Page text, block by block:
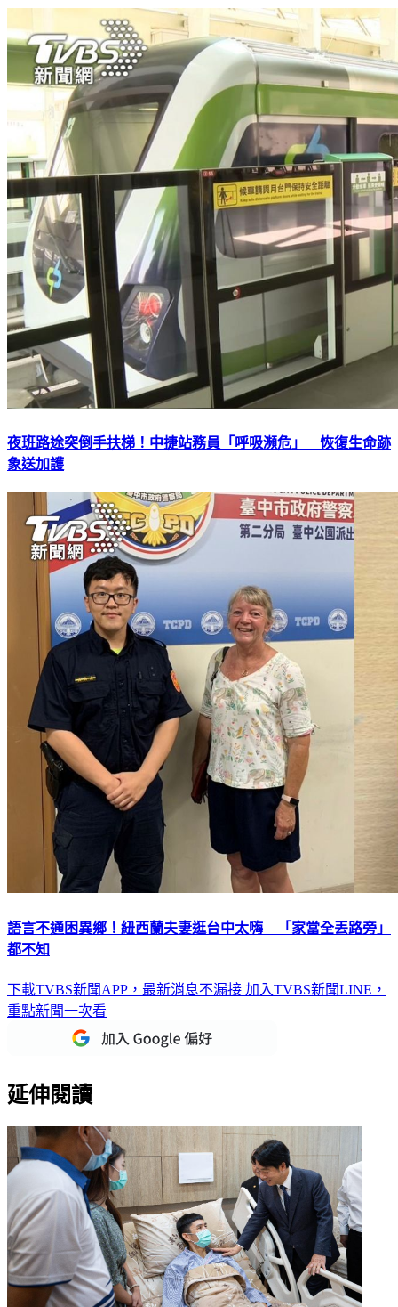
夜班路途突倒手扶梯！中捷站務員「呼吸瀕危」 恢復生命跡
象送加護
語言不通困異鄉！紐西蘭夫妻逛台中太嗨 「家當全丟路旁」
都不知
下載TVBS新聞APP，最新消息不漏接 加入TVBS新聞LINE，
重點新聞一次看
延伸閱讀